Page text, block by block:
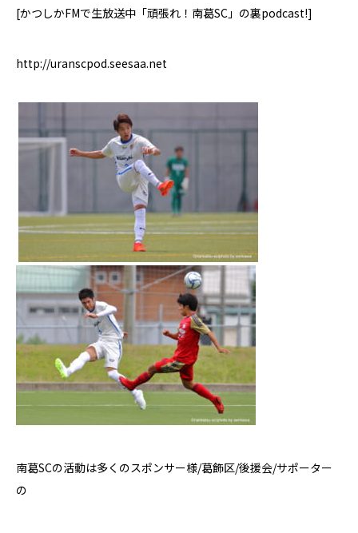
[かつしかFMで生放送中「頑張れ！南葛SC 」の裏podcast!]
http://uranscpod.seesaa.net
南葛SCの活動は多くのスポンサー様/葛飾区/後援会/サポーター
の